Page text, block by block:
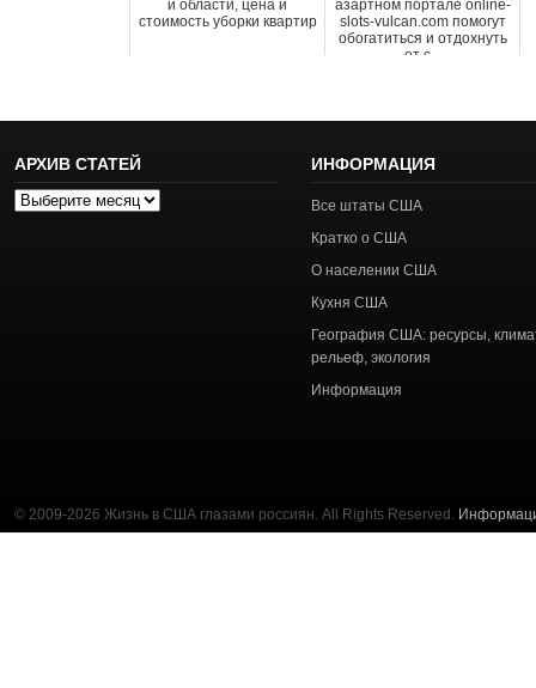
и области, цена и
стоимость уборки квартир
азартном портале online-
slots-vulcan.com помогут
обогатиться и отдохнуть
от с...
АРХИВ СТАТЕЙ
Архив
ИНФОРМАЦИЯ
Все штаты США
Кратко о США
О населении США
Кухня США
География США: ресурсы,
рельеф, экология
Информация
© 2009-2026 Жизнь в США глазами россиян. All Rights Reserved.